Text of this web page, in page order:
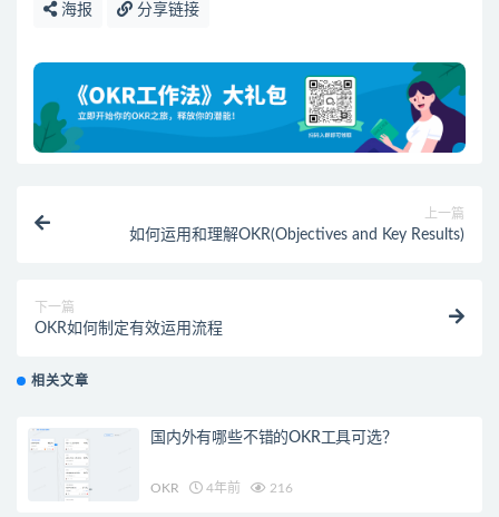
海报 分享链接
上一篇
如何运用和理解OKR(Objectives and Key Results)
下一篇
OKR如何制定有效运用流程
相关文章
国内外有哪些不错的OKR工具可选？
OKR 4年前 216